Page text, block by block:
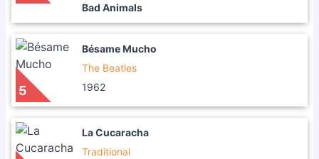
Bad Animals
5
Bésame Mucho
The Beatles
1962
La Cucaracha
Traditional